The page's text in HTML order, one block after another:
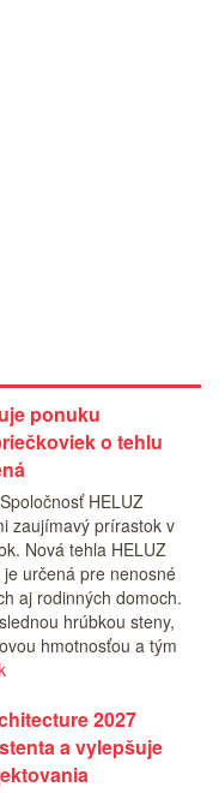
ponuku
o tehlu
Spoločnosť HELUZ
zaujímavý prírastok v
Nová tehla HELUZ
určená pre nenosné
aj rodinných domoch.
hrúbkou steny,
hmotnosťou a tým
2027
a vylepšuje